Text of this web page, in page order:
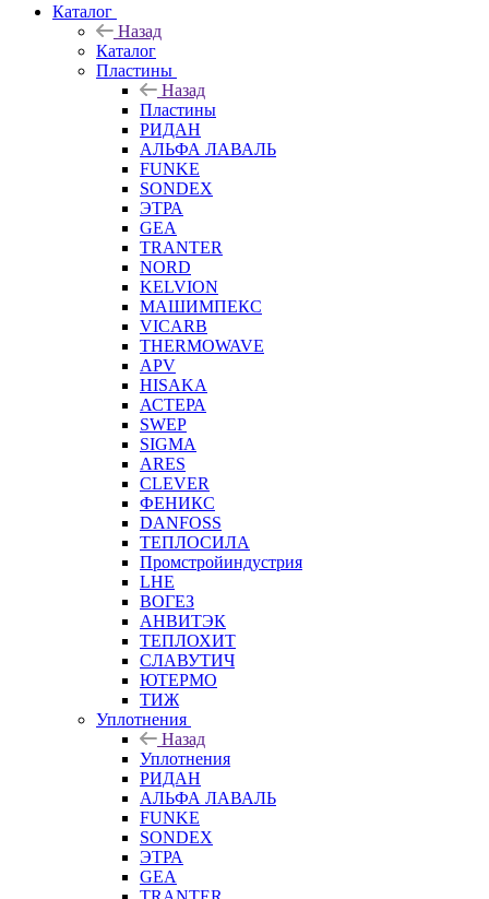
Каталог
Назад
Каталог
Пластины
Назад
Пластины
РИДАН
АЛЬФА ЛАВАЛЬ
FUNKE
SONDEX
ЭТРА
GEA
TRANTER
NORD
KELVION
МАШИМПЕКС
VICARB
THERMOWAVE
APV
HISAKA
АСТЕРА
SWEP
SIGMA
ARES
CLEVER
ФЕНИКС
DANFOSS
ТЕПЛОСИЛА
Промстройиндустрия
LHE
ВОГЕЗ
АНВИТЭК
ТЕПЛОХИТ
СЛАВУТИЧ
ЮТЕРМО
ТИЖ
Уплотнения
Назад
Уплотнения
РИДАН
АЛЬФА ЛАВАЛЬ
FUNKE
SONDEX
ЭТРА
GEA